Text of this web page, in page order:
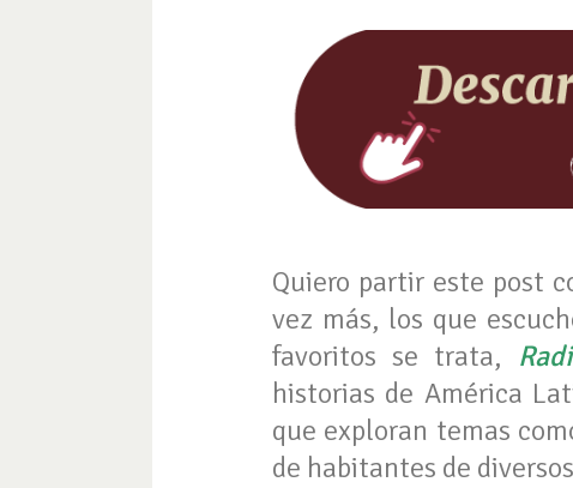
Quiero partir este post
vez más, los que
favoritos se trata,
historias de América
que exploran temas
de habitantes de